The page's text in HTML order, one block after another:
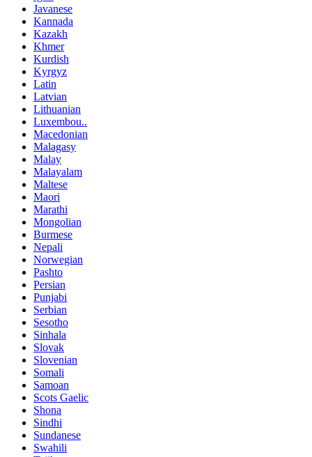
Javanese
Kannada
Kazakh
Khmer
Kurdish
Kyrgyz
Latin
Latvian
Lithuanian
Luxembou..
Macedonian
Malagasy
Malay
Malayalam
Maltese
Maori
Marathi
Mongolian
Burmese
Nepali
Norwegian
Pashto
Persian
Punjabi
Serbian
Sesotho
Sinhala
Slovak
Slovenian
Somali
Samoan
Scots Gaelic
Shona
Sindhi
Sundanese
Swahili